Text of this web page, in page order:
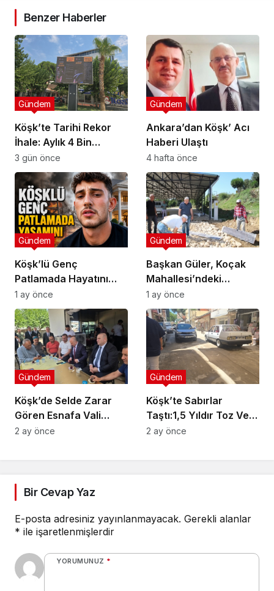
Benzer Haberler
Köşk’te Tarihi Rekor
İhale: Aylık 4 Bin
Liradan Başladı, 251
Bin Lirada Bitti
Gündem
3 gün önce
Ankara’dan Köşk’ Acı
Haberi Ulaştı
Gündem
4 hafta önce
Köşk’lü Genç
Patlamada Hayatını
Kaybetti
Gündem
1 ay önce
Başkan Güler, Koçak
Mahallesi’ndeki
Çalışmaları İnceledi
Gündem
1 ay önce
Köşk’de Selde Zarar
Gören Esnafa Vali
Güvencesi
Gündem
2 ay önce
Köşk’te Sabırlar
Taştı:1,5 Yıldır Toz Ve
Çamurlar Yaşıyoruz
Gündem
2 ay önce
Bir Cevap Yaz
E-posta adresiniz yayınlanmayacak. Gerekli alanlar
* ile işaretlenmişlerdir
YORUMUNUZ *